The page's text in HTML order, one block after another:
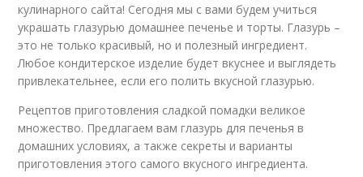
кулинарного сайта! Сегодня мы с вами будем учиться
украшать глазурью домашнее печенье и торты. Глазурь –
это не только красивый, но и полезный ингредиент.
Любое кондитерское изделие будет вкуснее и выглядеть
привлекательнее, если его полить вкусной глазурью.
Рецептов приготовления сладкой помадки великое
множество. Предлагаем вам глазурь для печенья в
домашних условиях, а также секреты и варианты
приготовления этого самого вкусного ингредиента.